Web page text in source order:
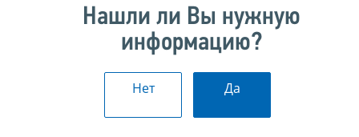
Нашли ли Вы нужную
информацию?
Нет Да